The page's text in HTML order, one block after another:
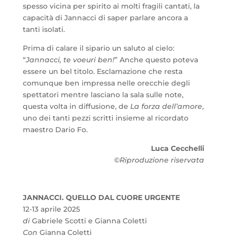
spesso vicina per spirito ai molti fragili cantati, la
capacità di Jannacci di saper parlare ancora a
tanti isolati.
Prima di calare il sipario un saluto al cielo:
“Jannacci, te voeuri ben!” Anche questo poteva
essere un bel titolo. Esclamazione che resta
comunque ben impressa nelle orecchie degli
spettatori mentre lasciano la sala sulle note,
questa volta in diffusione, de La forza dell’amore,
uno dei tanti pezzi scritti insieme al ricordato
maestro Dario Fo.
Luca Cecchelli
©Riproduzione riservata
JANNACCI. QUELLO DAL CUORE URGENTE
12-13 aprile 2025
diGabriele Scotti e Gianna Coletti
Con Gianna Coletti